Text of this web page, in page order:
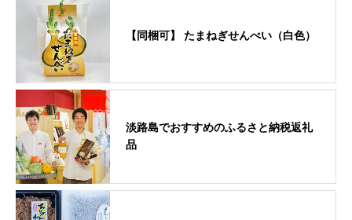
【同梱可】 たまねぎせんべい（白色）
淡路島でおすすめのふるさと納税返礼
品